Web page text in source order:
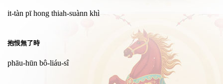
it-tàn pī hong thiah-suànn khì
抱恨無了時
phāu-hūn bô-liáu-sî